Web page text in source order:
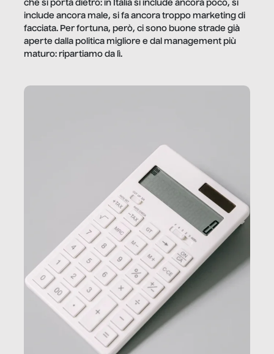
che si porta dietro: in Italia si include ancora poco, si
include ancora male, si fa ancora troppo marketing di
facciata. Per fortuna, però, ci sono buone strade già
aperte dalla politica migliore e dal management più
maturo: ripartiamo da lì.